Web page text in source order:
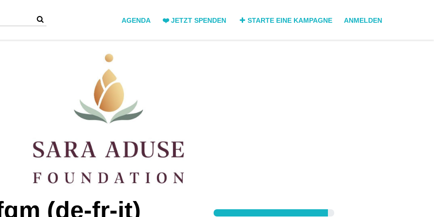
AGENDA ❤️ JETZT SPENDEN STARTE EINE KAMPAGNE ANMELDEN
(de-fr-it)